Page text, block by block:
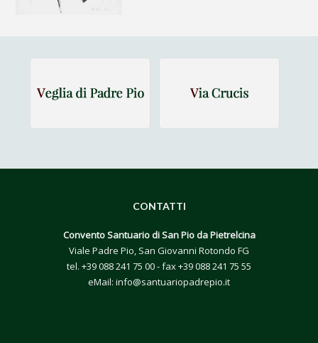
CONTATTI
Convento Santuario di San Pio da Pietrelcina
Viale Padre Pio, San Giovanni Rotondo FG
tel. +39 088 241 75 00- fax +39 088 241 75 55
eMail: info@santuariopadrepio.it